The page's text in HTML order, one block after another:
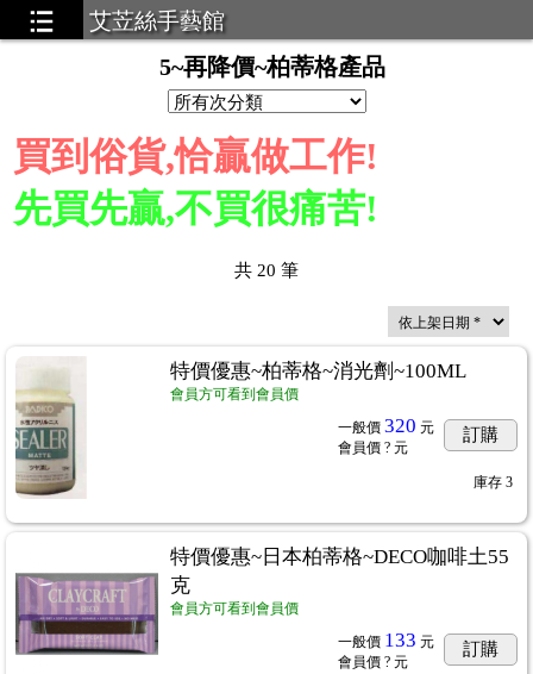
艾苙絲手藝館
5~再降價~柏蒂格產品
買到俗貨,恰贏做工作!
先買先贏,不買很痛苦!
共 20 筆
特價優惠~柏蒂格~消光劑~100ML
會員方可看到會員價
一般價 320 元
會員價 ? 元
訂購
庫存 3
特價優惠~日本柏蒂格~DECO咖啡土55
克
會員方可看到會員價
一般價 133 元
會員價 ? 元
訂購